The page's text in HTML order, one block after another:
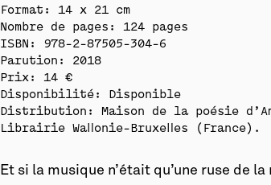
Format: 14 x 21 cm
Nombre de pages: 124 pages
ISBN: 978-2-87505-304-6
Parution: 2018
Prix: 14 €
Disponibilité:
Disponible
Distribution: Maison de la poésie
Librairie Wallonie-Bruxelles (France).
Et si la musique n’était qu’une ruse de